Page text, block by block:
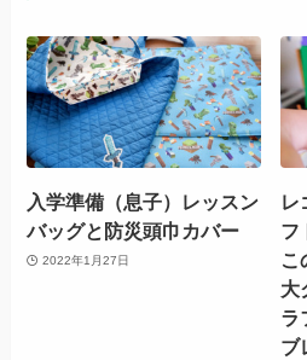
入学準備（息子）レッスン
バッグと防災頭巾カバー
2022年1月27日
レ
フ
こ
大
ラ
ブ